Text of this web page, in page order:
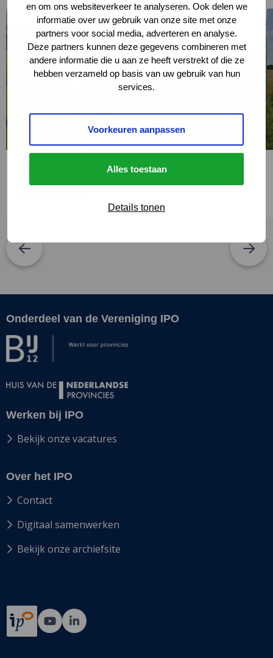
en om ons websiteverkeer te analyseren. Ook delen we
informatie over uw gebruik van onze site met onze
partners voor social media, adverteren en analyse.
Deze partners kunnen deze gegevens combineren met
andere informatie die u aan ze heeft verstrekt of die ze
hebben verzameld op basis van uw gebruik van hun
services.
Voorkeuren aanpassen
Alles toestaan
Details tonen
Over landelijk gebied
Lees
meer
over
Over
landelijk
gebied
Site
footer
Onderdeel van de Vereniging IPO
Werken bij IPO
Bekijk onze vacatures
Over het IPO
Contact
Digitaal samenwerken
Bekijk onze archiefsite
Ga
naar
Ga
naar